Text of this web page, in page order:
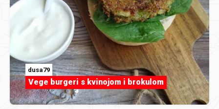
dusa79
Vege burgeri s kvinojom i brokulom